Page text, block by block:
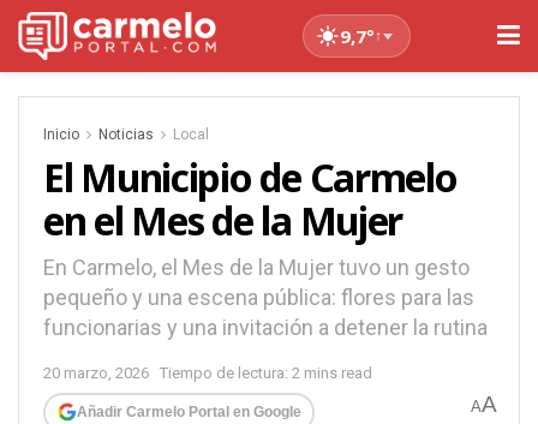
9,7°↑
Inicio Noticias Local
El Municipio de Carmelo
en el Mes de la Mujer
En Carmelo, el Mes de la Mujer tuvo un gesto
pequeño y una escena pública: flores para las
funcionarias y una invitación a detener la rutina
20 marzo, 2026 Tiempo de lectura: 2 mins read
Añadir Carmelo Portal en Google AA